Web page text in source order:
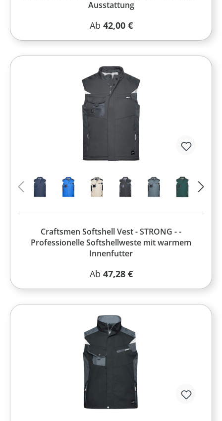
Ausstattung
Regulärer Preis:
Ab 42,00 €
Craftsmen Softshell Vest - STRONG - -
Professionelle Softshellweste mit warmem
Innenfutter
Regulärer Preis:
Ab 47,28 €